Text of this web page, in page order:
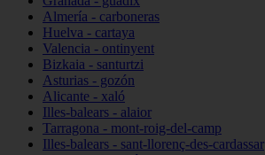
Almería - carboneras
Huelva - cartaya
Valencia - ontinyent
Bizkaia - santurtzi
Asturias - gozón
Alicante - xaló
Illes-balears - alaior
Tarragona - mont-roig-del-camp
Illes-balears - sant-llorenç-des-cardassar